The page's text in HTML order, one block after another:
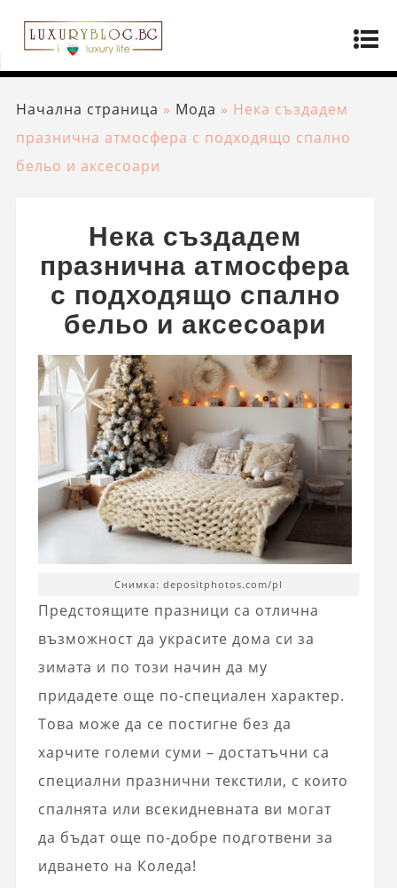
Начална страница » Мода » Нека създадем
празнична атмосфера с подходящо спално
бельо и аксесоари
Нека създадем
празнична атмосфера
с подходящо спално
бельо и аксесоари
Снимка: depositphotos.com/pl
Предстоящите празници са отлична
възможност да украсите дома си за
зимата и по този начин да му
придадете още по-специален характер.
Това може да се постигне без да
харчите големи суми – достатъчни са
специални празнични текстили, с които
спалнята или всекидневната ви могат
да бъдат още по-добре подготвени за
идването на Коледа!